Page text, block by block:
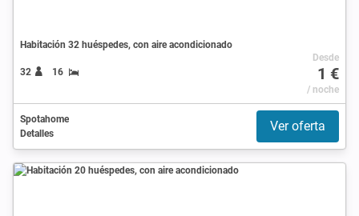
Habitación 32 huéspedes, con aire acondicionado
32 16
Desde
1 €
/ noche
Spotahome
Detalles
Ver oferta